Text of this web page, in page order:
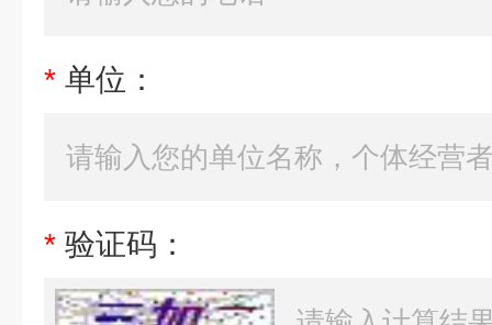
* 单位：
* 验证码：